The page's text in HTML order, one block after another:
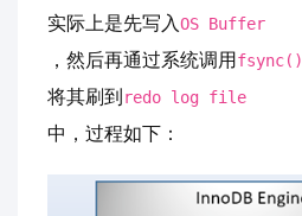
实际上是先写入OS Buffer
，然后再通过系统调用fsync()
将其刷到redo log file
中，过程如下：